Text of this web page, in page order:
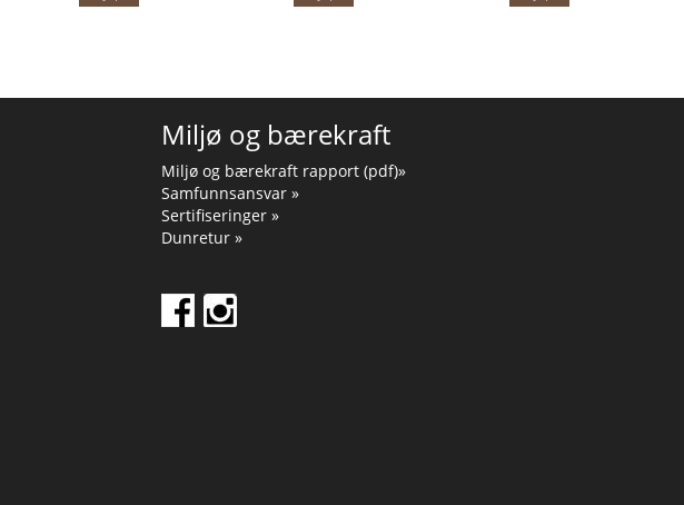
Miljø og bærekraft
Miljø og bærekraft rapport (pdf)»
Samfunnsansvar »
Sertifiseringer »
Dunretur »